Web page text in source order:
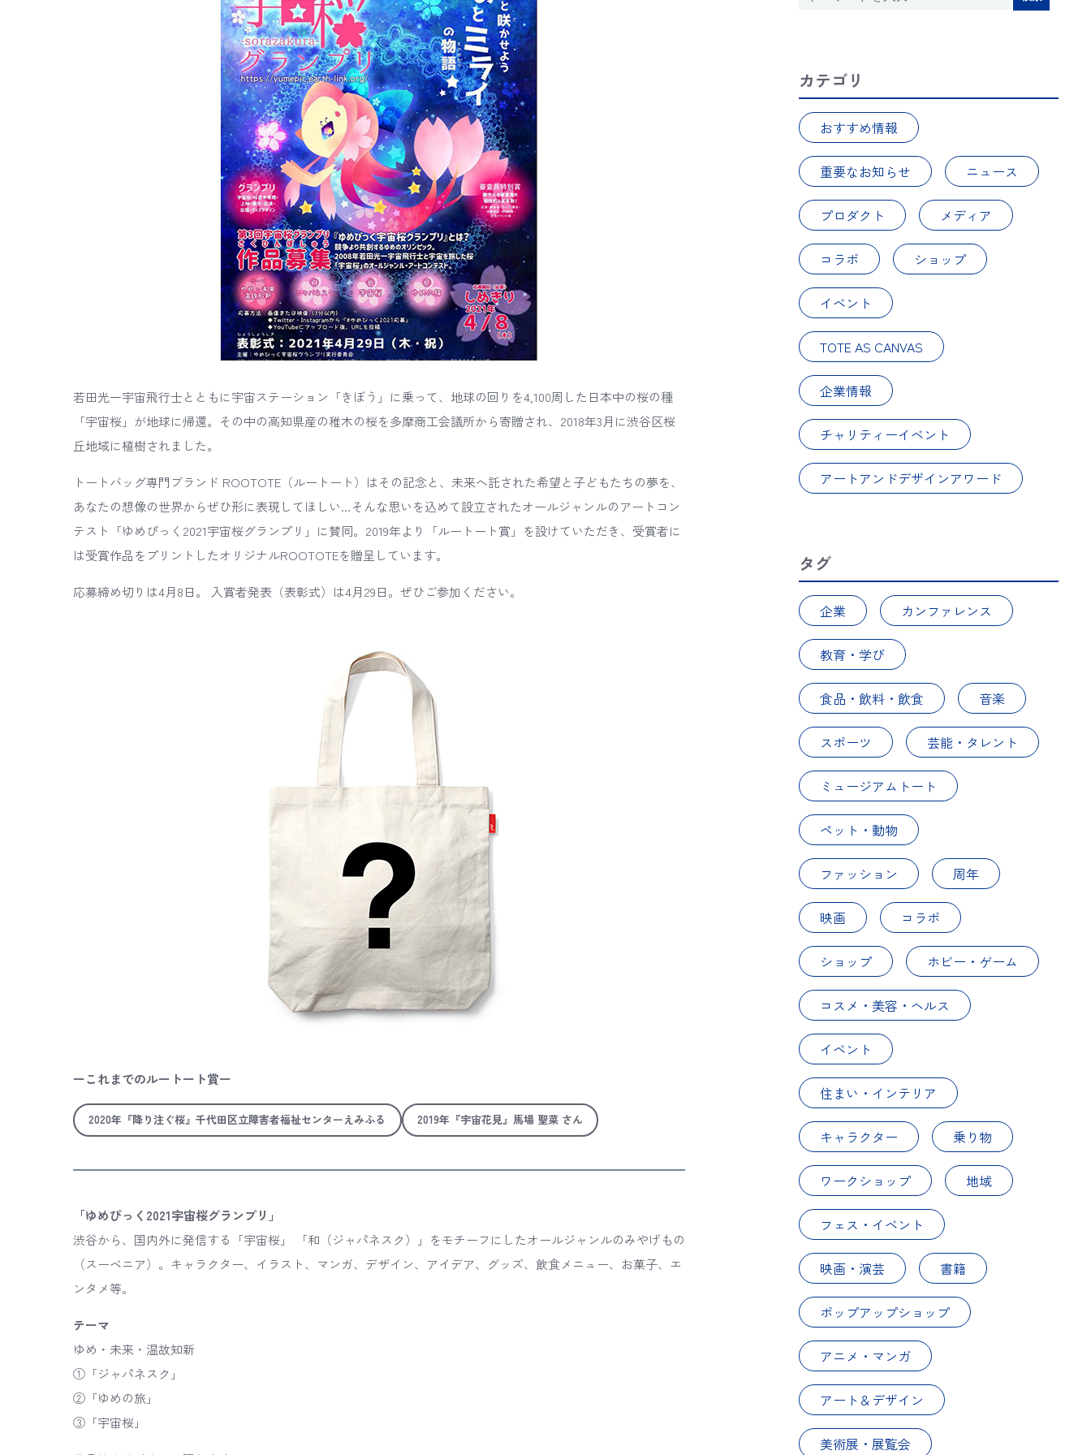
若田光一宇宙飛行士とともに宇宙ステーション「きぼう」に乗って、地球の回りを4,100周した日本中の桜の種
「宇宙桜」が地球に帰還。その中の高知県産の稚木の桜を多摩商工会議所から寄贈され、2018年3月に渋谷区桜
丘地域に植樹されました。
トートバッグ専門ブランド ROOTOTE（ルートート）はその記念と、未来へ託された希望と子どもたちの夢を、
あなたの想像の世界からぜひ形に表現してほしい…そんな思いを込めて設立されたオールジャンルのアートコン
テスト「ゆめぴっく2021宇宙桜グランプリ」に賛同。2019年より「ルートート賞」を設けていただき、受賞者に
は受賞作品をプリントしたオリジナルROOTOTEを贈呈しています。
応募締め切りは4月8日。 入賞者発表（表彰式）は4月29日。ぜひご参加ください。
ーこれまでのルートート賞ー
2020年『降り注ぐ桜』千代田区立障害者福祉センターえみふる 2019年『宇宙花見』馬場 聖菜 さん
「ゆめぴっく2021宇宙桜グランプリ」
渋谷から、国内外に発信する「宇宙桜」 「和（ジャパネスク）」をモチーフにしたオールジャンルのみやげもの
（スーベニア）。キャラクター、イラスト、マンガ、デザイン、アイデア、グッズ、飲食メニュー、お菓子、エ
ンタメ等。
テーマ
ゆめ・未来・温故知新
①「ジャパネスク」
②「ゆめの旅」
③「宇宙桜」
カテゴリ
おすすめ情報
重要なお知らせ ニュース
プロダクト メディア
コラボ ショップ
イベント
TOTE AS CANVAS
企業情報
チャリティーイベント
アートアンドデザインアワード
タグ
企業 カンファレンス
教育・学び
食品・飲料・飲食 音楽
スポーツ 芸能・タレント
ミュージアムトート
ペット・動物
ファッション 周年
映画 コラボ
ショップ ホビー・ゲーム
コスメ・美容・ヘルス
イベント
住まい・インテリア
キャラクター 乗り物
ワークショップ 地域
フェス・イベント
映画・演芸 書籍
ポップアップショップ
アニメ・マンガ
アート＆デザイン
美術展・展覧会